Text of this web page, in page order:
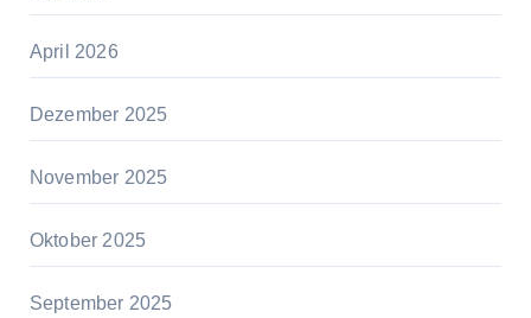
April 2026
Dezember 2025
November 2025
Oktober 2025
September 2025